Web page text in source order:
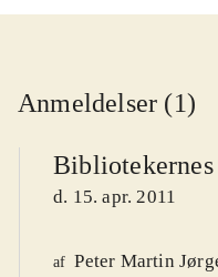
Anmeldelser (1)
d. 15. apr. 2011
af Peter Martin